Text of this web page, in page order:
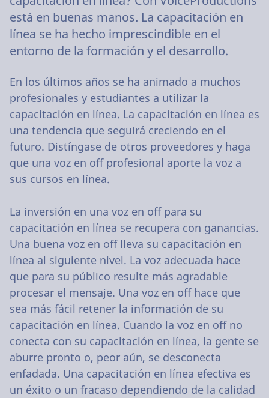
está en buenas manos. La capacitación en
línea se ha hecho imprescindible en el
entorno de la formación y el desarrollo.
En los últimos años se ha animado a muchos
profesionales y estudiantes a utilizar la
capacitación en línea. La capacitación en línea es
una tendencia que seguirá creciendo en el
futuro. Distíngase de otros proveedores y haga
que una voz en off profesional aporte la voz a
sus cursos en línea.
La inversión en una voz en off para su
capacitación en línea se recupera con ganancias.
Una buena voz en off lleva su capacitación en
línea al siguiente nivel. La voz adecuada hace
que para su público resulte más agradable
procesar el mensaje. Una voz en off hace que
sea más fácil retener la información de su
capacitación en línea. Cuando la voz en off no
conecta con su capacitación en línea, la gente se
aburre pronto o, peor aún, se desconecta
enfadada. Una capacitación en línea efectiva es
un éxito o un fracaso dependiendo de la calidad